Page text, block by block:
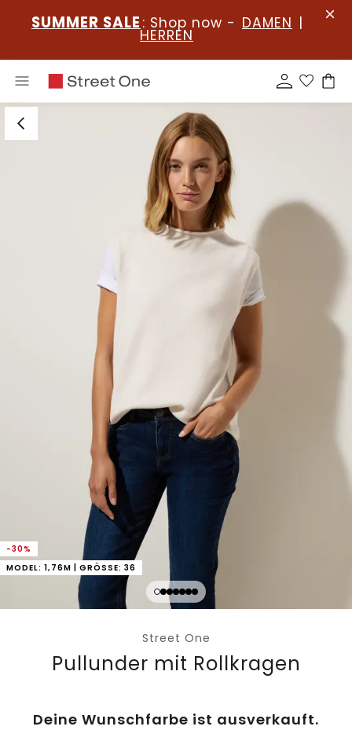
SUMMER SALE : Shop now - DAMEN |
HERREN
-30%
MODEL: 1,76M | GRÖSSE: 36
Street One
Pullunder mit Rollkragen
Deine Wunschfarbe ist ausverkauft.